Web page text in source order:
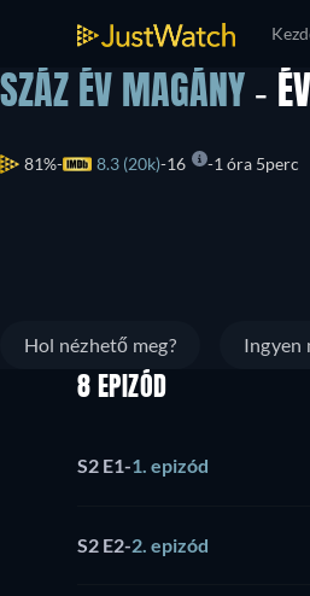
SZÁZ ÉV MAGÁNY -
81% 8.3 (20k) 16 1 óra 5perc
Hol nézhető meg? Ingyen
8 EPIZÓD
S2 E1-1. epizód
S2 E2-2. epizód